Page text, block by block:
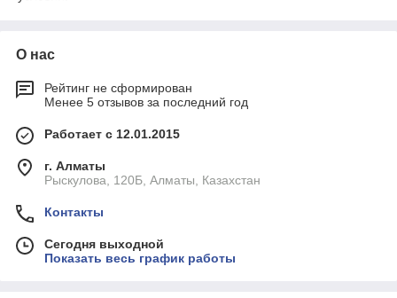
О нас
Рейтинг не сформирован
Менее 5 отзывов за последний год
Работает с 12.01.2015
г. Алматы
Рыскулова, 120Б, Алматы, Казахстан
Контакты
Сегодня выходной
Показать весь график работы